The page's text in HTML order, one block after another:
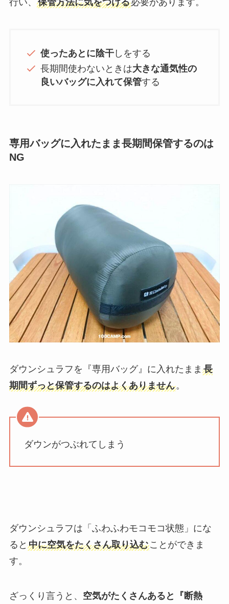
行い、 保管方法に気をつける必要があります。
使ったあとに陰干 しをする
長期間使わないときは大きな通気性の
良いバッグに入れて保管する
専用バッグに入れたまま長期間保管するのは
NG
ダウンシュラフを『専用バッグ』に入れたまま 長
期間ずっと保管するのはよくありません。
ダウンがつぶれてしまう
ダウンシュラフは「ふわふわモコモコ状態」にな
ると 中に空気をたくさん取り込むことができま
す。
ざっくり言うと、 空気がたくさんあると『断熱